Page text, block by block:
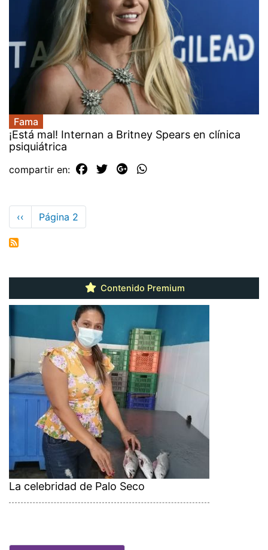
Fama
¡Está mal! Internan a Britney Spears en clínica
psiquiátrica
compartir en:
Paginación
Página
anterior
‹‹ Página 2
Contenido Premium
La celebridad de Palo Seco